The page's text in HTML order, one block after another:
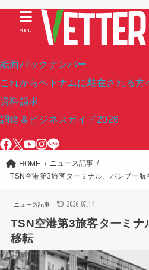
紙面バックナンバー
これからベトナムに駐在される方
資料請求
調達＆ビジネスガイド2026
MENU
HOME
ニュース記事
TSN空港第3旅客ターミナル、バンブー航
ニュース記事 2026.07.14
TSN空港第3旅客ターミナ
移転